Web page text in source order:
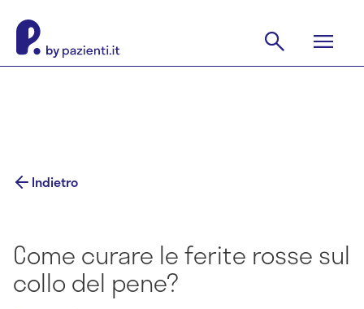
Indietro
Come curare le ferite rosse sul
collo del pene?